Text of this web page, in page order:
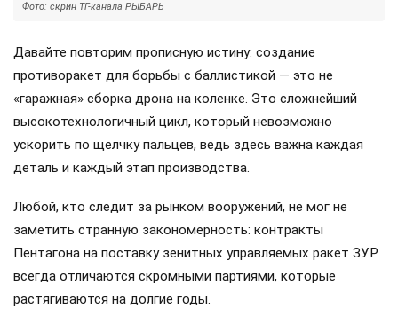
Фото: скрин ТГ-канала РЫБАРЬ
Давайте повторим прописную истину: создание
противоракет для борьбы с баллистикой — это не
«гаражная» сборка дрона на коленке. Это сложнейший
высокотехнологичный цикл, который невозможно
ускорить по щелчку пальцев, ведь здесь важна каждая
деталь и каждый этап производства.
Любой, кто следит за рынком вооружений, не мог не
заметить странную закономерность: контракты
Пентагона на поставку зенитных управляемых ракет ЗУР
всегда отличаются скромными партиями, которые
растягиваются на долгие годы.